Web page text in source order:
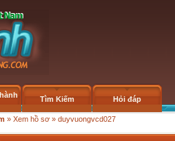
Tìm Kiếm Hỏi đáp
» Xem hồ sơ » duyvuongvcd027